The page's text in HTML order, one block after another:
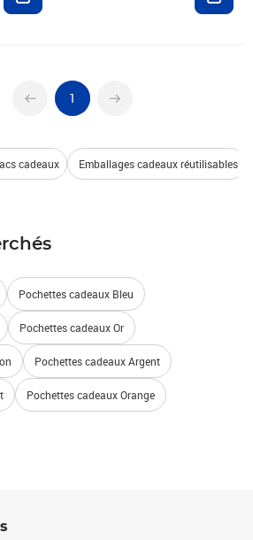
1
cadeaux Emballages cadeaux réutilisables
Pochettes cadeaux Bleu
Pochettes cadeaux Or
Pochettes cadeaux Argent
Pochettes cadeaux Orange